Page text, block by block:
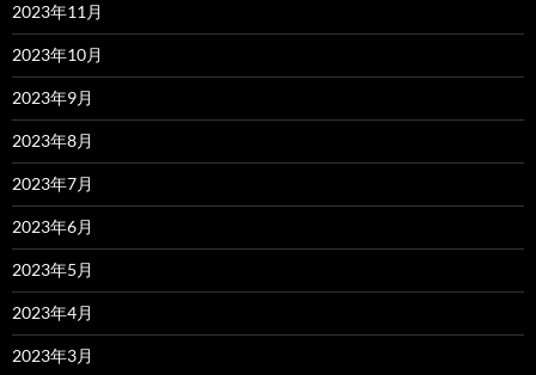
2023年11月
2023年10月
2023年9月
2023年8月
2023年7月
2023年6月
2023年5月
2023年4月
2023年3月